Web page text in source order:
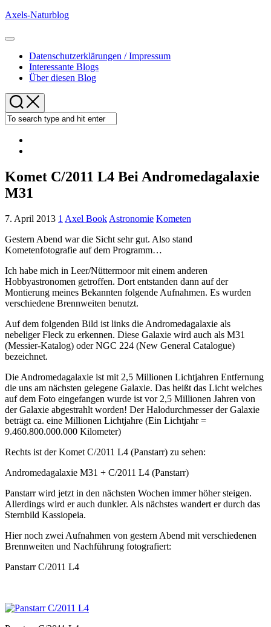
Skip
content
Axels-Naturblog
Expand
Datenschutzerklärungen / Impressum
Interessante Blogs
Über diesen Blog
Komet C/2011 L4 Bei Andromedagalaxie
M31
7. April 2013 1 Axel Book Astronomie Kometen
Gestern Abend war die Sicht sehr gut. Also stand
Kometenfotografie auf dem Programm…
Ich habe mich in Leer/Nüttermoor mit einem anderen
Hobbyastronomen getroffen. Dort entstanden dann auf der
Montierung meines Bekannten folgende Aufnahmen. Es wurden
verschiedene Brennweiten benutzt.
Auf dem folgenden Bild ist links die Andromedagalaxie als
nebeliger Fleck zu erkennen. Diese Galaxie wird auch als M31
(Messier-Katalog) oder NGC 224 (New General Catalogue)
bezeichnet.
Die Andromedagalaxie ist mit 2,5 Millionen Lichtjahren Entfernung
die uns am nächsten gelegene Galaxie. Das heißt das Licht welches
auf dem Foto eingefangen wurde ist vor 2,5 Millionen Jahren von
der Galaxie abgestrahlt worden! Der Halodurchmesser der Galaxie
beträgt ca. eine Millionen Lichtjahre (Ein Lichtjahr =
9.460.800.000.000 Kilometer)
Rechts ist der Komet C/2011 L4 (Panstarr) zu sehen:
Andromedagalaxie M31 + C/2011 L4 (Panstarr)
Panstarr wird jetzt in den nächsten Wochen immer höher steigen.
Allerdings wird er auch dunkler. Als nächstes wandert er durch das
Sternbild Kassiopeia.
Hier noch zwei Aufnahmen von gestern Abend mit verschiedenen
Brennweiten und Nachführung fotografiert:
Panstarr C/2011 L4